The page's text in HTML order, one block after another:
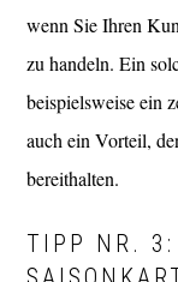
wenn Sie Ihren
zu handeln. Ein
beispielsweise ein
auch ein Vorteil,
bereithalten.
TIPP NR. 3: